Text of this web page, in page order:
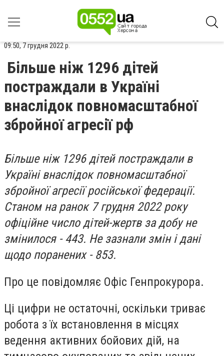
09:50, 7 грудня 2022 р.
Більше ніж 1296 дітей
постраждали в Україні
внаслідок повномасштабної
збройної агресії рф
Більше ніж 1296 дітей постраждали в
Україні внаслідок повномасштабної
збройної агресії російської федерації.
Станом на ранок 7 грудня 2022 року
офіційне число дітей-жертв за добу не
змінилося - 443. Не зазнали змін і дані
щодо поранених - 853.
Про це повідомляє Офіс Генпрокурора.
Ці цифри не остаточні, оскільки триває
робота з їх встановлення в місцях
ведення активних бойових дій, на